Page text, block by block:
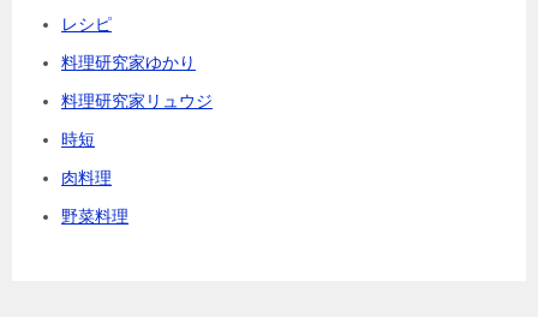
レシピ
料理研究家ゆかり
料理研究家リュウジ
時短
肉料理
野菜料理